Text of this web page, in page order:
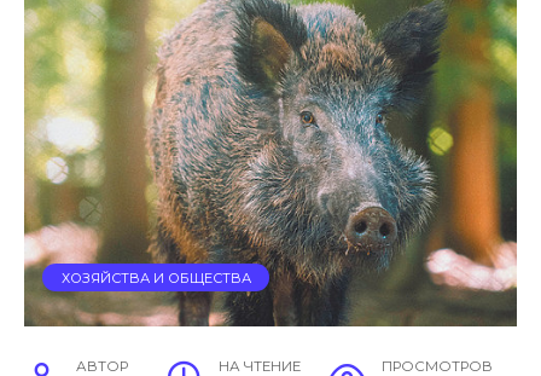
ХОЗЯЙСТВА И ОБЩЕСТВА
АВТОР НА ЧТЕНИЕ ПРОСМОТРОВ